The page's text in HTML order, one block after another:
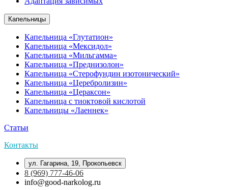
Капельницы
Капельница «Глутатион»
Капельница «Мексидол»
Капельница «Мильгамма»
Капельница «Преднизолон»
Капельница «Стерофундин изотонический»
Капельница «Церебролизин»
Капельница «Цераксон»
Капельница с тиоктовой кислотой
Капельницы «Лаеннек»
Статьи
Контакты
ул. Гагарина, 19, Прокопьевск
8 (969) 777-46-06
info@good-narkolog.ru